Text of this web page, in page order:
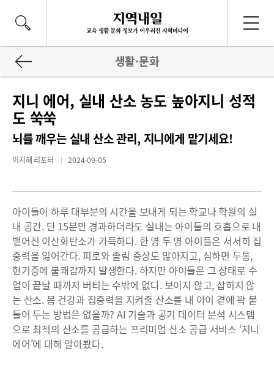
생활·문화
지니 에어, 실내 산소 농도 높아지니 성적
도 쑥쑥
뇌를 깨우는 실내 산소 관리, 지니에게 맡기세요!
이지혜 리포터 2024-09-05
아이들이 하루 대부분의 시간을 보내게 되는 학교나 학원의 실
내 공간. 단 15분만 경과하더라도 실내는 아이들의 호흡으로 내
뱉어진 이산화탄소가 가득하다. 한 명 두 명 아이들은 서서히 집
중력을 잃어간다. 피로와 졸림 증상도 많아지고, 심하면 두통,
현기증에 불쾌감까지 발생한다. 하지만 아이들은 그 상태로 수
업이 끝날 때까지 버티는 수밖에 없다. 보이지 않고, 잡히지 않
는 산소. 몸 건강과 집중력을 지켜줄 산소를 내 아이 곁에 꽉 붙
들어 두는 방법은 없을까? AI 기술과 공기 데이터 분석 시스템
으로 최적의 산소를 공급하는 프리미엄 산소 공급 서비스 ‘지니
에어’에 대해 알아봤다.